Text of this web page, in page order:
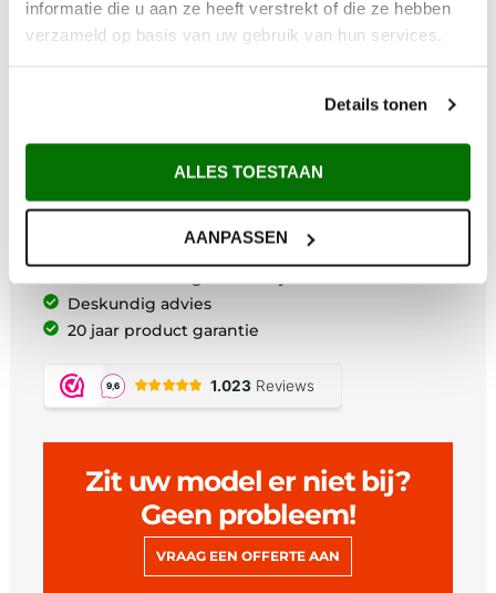
informatie die u aan ze heeft verstrekt of die ze hebben
verzameld op basis van uw gebruik van hun services.
Details tonen
ALLES TOESTAAN
AANPASSEN
Waarom Metem Zetwerk?
Voor 12:00 uur besteld vandaag verzonden*
Afhalen in Maarsbergen
Deskundig advies
20 jaar product garantie
Zit uw model er niet bij?
Geen probleem!
VRAAG EEN OFFERTE AAN